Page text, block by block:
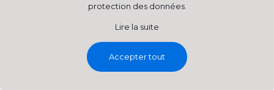
protection des données.
Lire la suite
Accepter tout